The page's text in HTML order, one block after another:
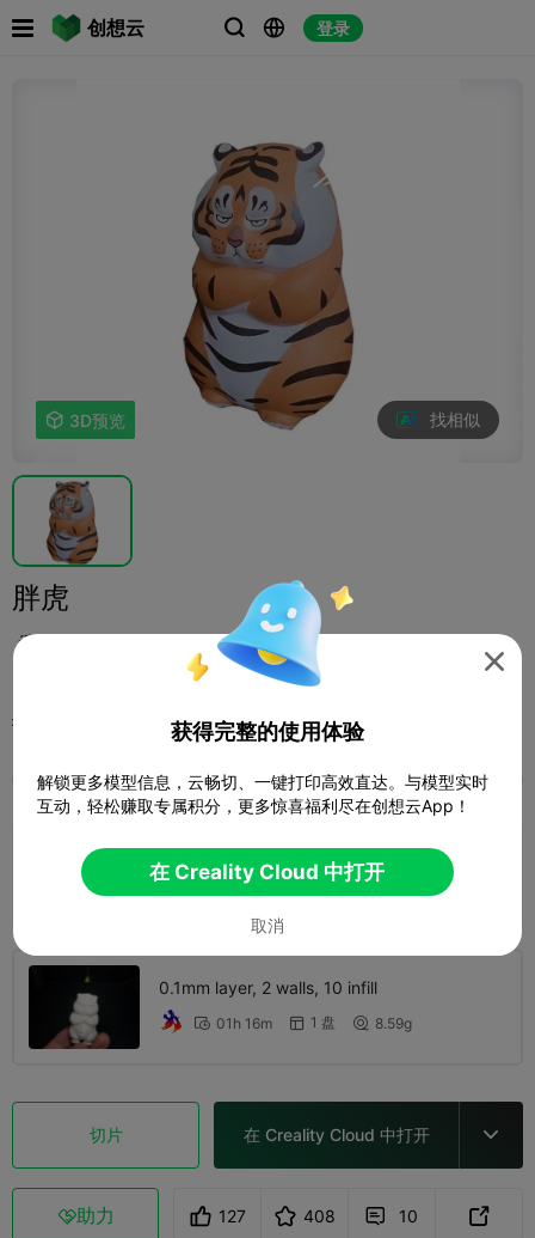
创想云   登录
 3D预览 找相似
胖虎
打印配置 (2) 添加 微缩模型
全部 K2 Plus K2 Pro K2 K2 SE
0.1mm layer, 2 walls, 10 infill
 01h 16m  1 盘  8.59g
切片 在 Creality Cloud 中打开 
助力 127 408  10 

获得完整的使用体验
解锁更多模型信息，云畅切、一键打印高效直达。与模型实时
互动，轻松赚取专属积分，更多惊喜福利尽在创想云App！
在 Creality Cloud 中打开
取消